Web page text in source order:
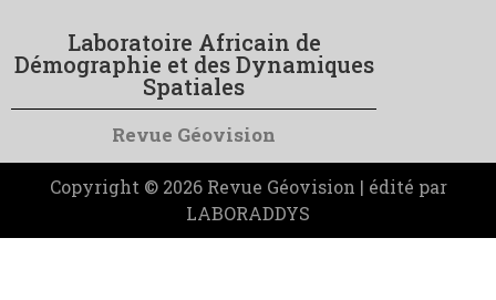
Laboratoire Africain de
Démographie et des Dynamiques
Spatiales
Revue Géovision
Copyright © 2026 Revue Géovision | édité par
LABORADDYS